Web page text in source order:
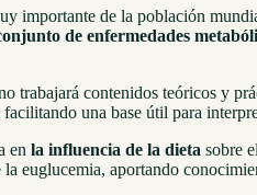
importante de la población
de enfermedades
trabajará contenidos teóricos y
una base útil para
en la influencia de la dieta sobre
euglucemia, aportando